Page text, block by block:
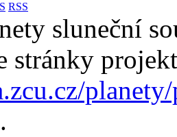
RSS
sluneční
stránky